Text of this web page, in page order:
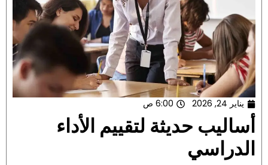
يناير 24, 2026 6:00 ص
أساليب حديثة لتقييم الأداء
الدراسي